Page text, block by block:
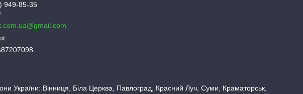
949-85-35
України: Вінниця, Біла Церква, Павлоград, Красний Луч, Суми, Краматорськ,